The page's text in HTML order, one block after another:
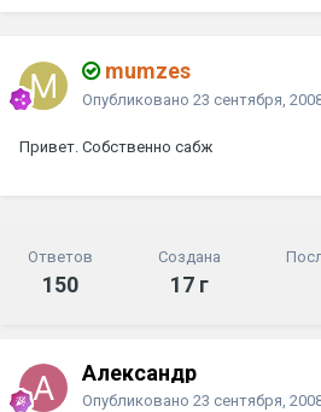
mumzes
Опубликовано 23 сентября,
Привет. Собственно сабж
Ответов
150
Создана
17 г
Александр
Опубликовано 23 сентября,